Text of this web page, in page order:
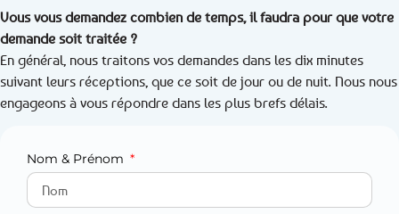
Vous vous demandez combien de temps, il faudra pour que votre
demande soit traitée ?
En général, nous traitons vos demandes dans les dix minutes
suivant leurs réceptions, que ce soit de jour ou de nuit. Nous nous
engageons à vous répondre dans les plus brefs délais.
Nom & Prénom